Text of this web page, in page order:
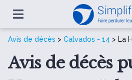
Avis de décès > Calvados - 14 > La
Avis de décès